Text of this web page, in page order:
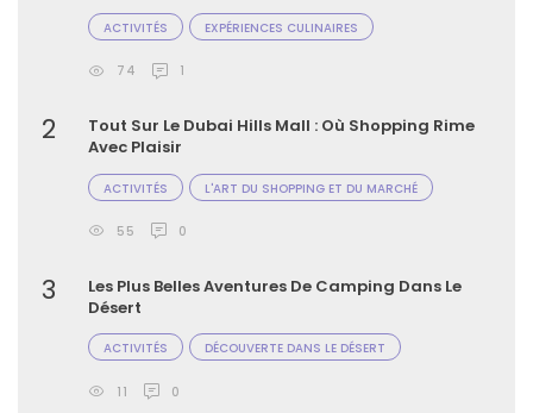
ACTIVITÉS EXPÉRIENCES CULINAIRES
74 1
2
Tout Sur Le Dubai Hills Mall : Où Shopping Rime
Avec Plaisir
ACTIVITÉS L'ART DU SHOPPING ET DU MARCHÉ
55 0
3
Les Plus Belles Aventures De Camping Dans Le
Désert
ACTIVITÉS DÉCOUVERTE DANS LE DÉSERT
11 0